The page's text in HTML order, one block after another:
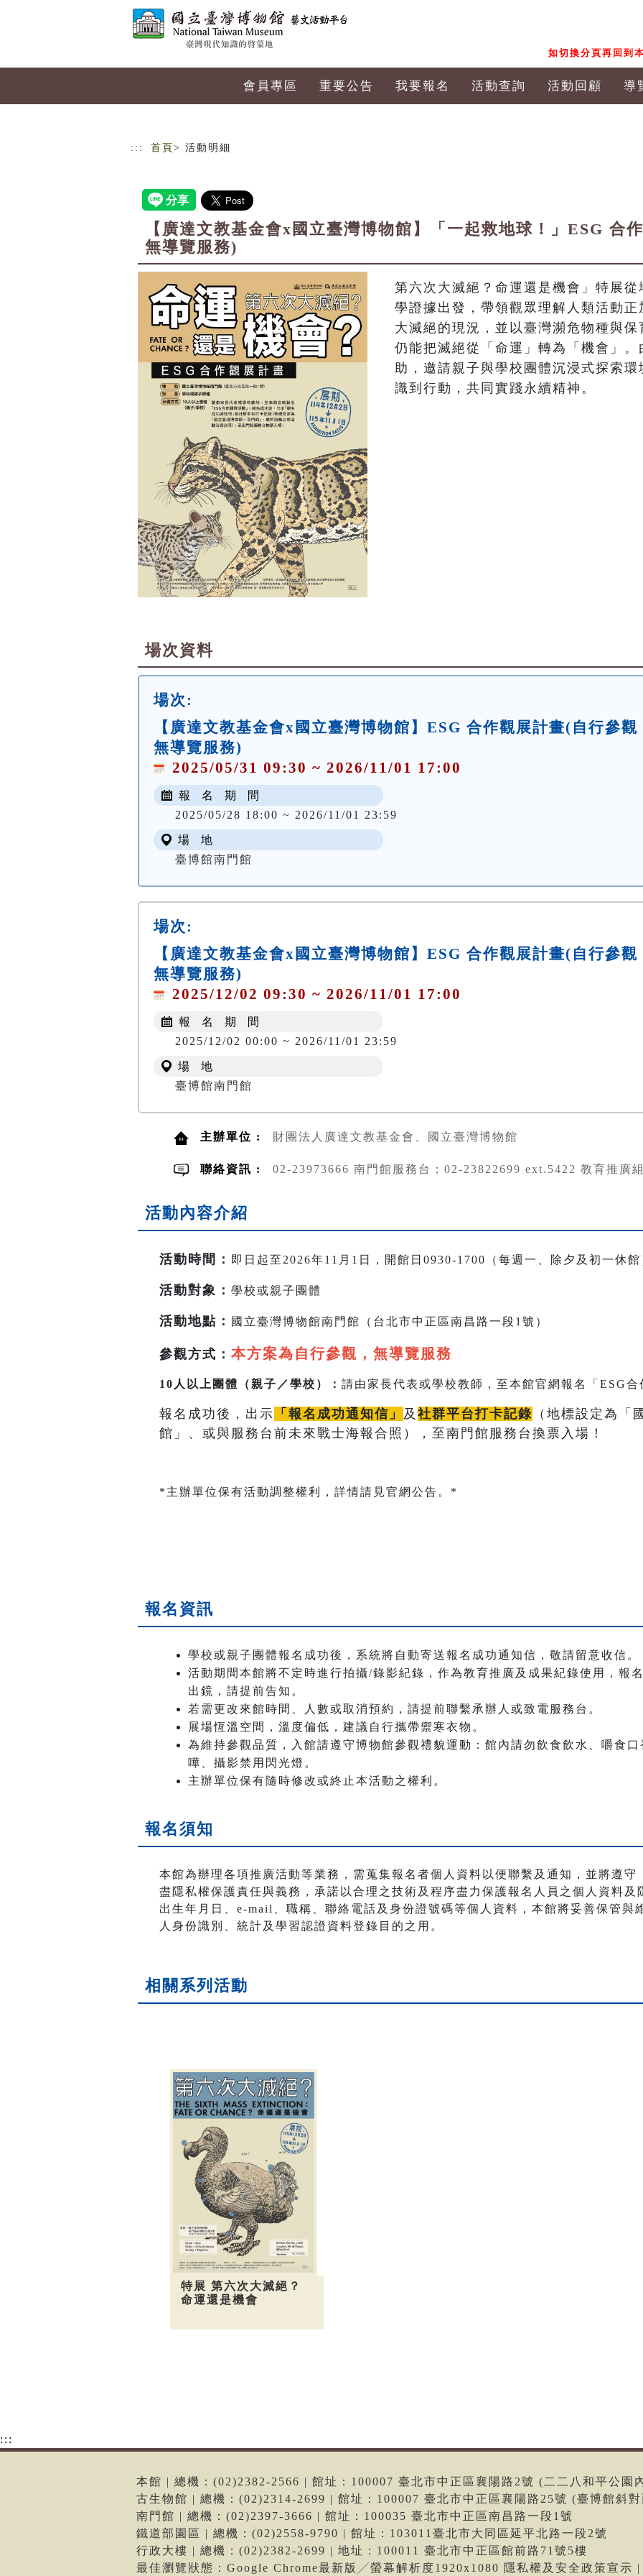
如切換分頁再回到
會員專區 重要公告 我要報名 活動查詢 活動回顧 導
::: 首頁 > 活動明細
【廣達文教基金會x國立臺灣博物館】「一起救地球！」ESG 合
無導覽服務)
第六次大滅絕？命運還是機會」特展
學證據出發，帶領觀眾理解人類活動
大滅絕的現況，並以臺灣瀕危物種與
仍能把滅絕從「命運」轉為「機會」
助，邀請親子與學校團體沉浸式探索
識到行動，共同實踐永續精神。
場次資料
場次:
【廣達文教基金會x國立臺灣博物館】ESG 合作觀展計畫(自行參觀
無導覽服務)
2025/05/31 09:30 ~ 2026/11/01 17:00
報 名 期 間
2025/05/28 18:00 ~ 2026/11/01 23:59
場 地
臺博館南門館
場次:
【廣達文教基金會x國立臺灣博物館】ESG 合作觀展計畫(自行參觀
無導覽服務)
2025/12/02 09:30 ~ 2026/11/01 17:00
報 名 期 間
2025/12/02 00:00 ~ 2026/11/01 23:59
場 地
臺博館南門館
主辦單位 : 財團法人廣達文教基金會、國立臺灣博物館
聯絡資訊 : 02-23973666 南門館服務台；02-23822699 ext.5422 教育推廣
活動內容介紹
活動時間 ： 即日起至2026年11月1日，開館日0930-1700（每週一、除夕及初一休館
活動對象： 學校或親子團體
活動地點 ： 國立臺灣博物館南門館（台北市中正區南昌路一段1號）
參觀方式： 本方案為自行參觀，無導覽服務
10人以上團體（親子／學校）： 請由家長代表或學校教師，至本館官網報名「ESG
報名成功後，出示 「報名成功通知信」 及 社群平台打卡記錄 （地標設定為「
館」、或與服務台前未來戰士海報合照），至南門館服務台換票入場！
*主辦單位保有活動調整權利，詳情請見官網公告。*
報名資訊
學校或親子團體報名成功後，系統將自動寄送報名成功通知信，敬請留意收信。
活動期間本館將不定時進行拍攝/錄影紀錄，作為教育推廣及成果紀錄使用，報
出鏡，請提前告知。
若需更改來館時間、人數或取消預約，請提前聯繫承辦人或致電服務台。
展場恆溫空間，溫度偏低，建議自行攜帶禦寒衣物。
為維持參觀品質，入館請遵守博物館參觀禮貌運動：館內請勿飲食飲水、嚼食
嘩、攝影禁用閃光燈。
主辦單位保有隨時修改或終止本活動之權利。
報名須知
本館為辦理各項推廣活動等業務，需蒐集報名者個人資料以便聯繫及通知，並將遵
盡隱私權保護責任與義務，承諾以合理之技術及程序盡力保護報名人員之個人資料
出生年月日、e-mail、職稱、聯絡電話及身份證號碼等個人資料，本館將妥善保管與
人身份識別、統計及學習認證資料登錄目的之用。
相關系列活動
特展 第六次大滅絕？
命運還是機會
:::
本館 | 總機：(02)2382-2566 | 館址：100007 臺北市中正區襄陽路2號 (二二八和平公園
古生物館 | 總機：(02)2314-2699 | 館址：100007 臺北市中正區襄陽路25號 (臺博館斜
南門館 | 總機：(02)2397-3666 | 館址：100035 臺北市中正區南昌路一段1號
鐵道部園區 | 總機：(02)2558-9790 | 館址：103011臺北市大同區延平北路一段2號
行政大樓 | 總機：(02)2382-2699 | 地址：100011 臺北市中正區館前路71號5樓
最佳瀏覽狀態：Google Chrome最新版╱螢幕解析度1920x1080 隱私權及安全政策宣示